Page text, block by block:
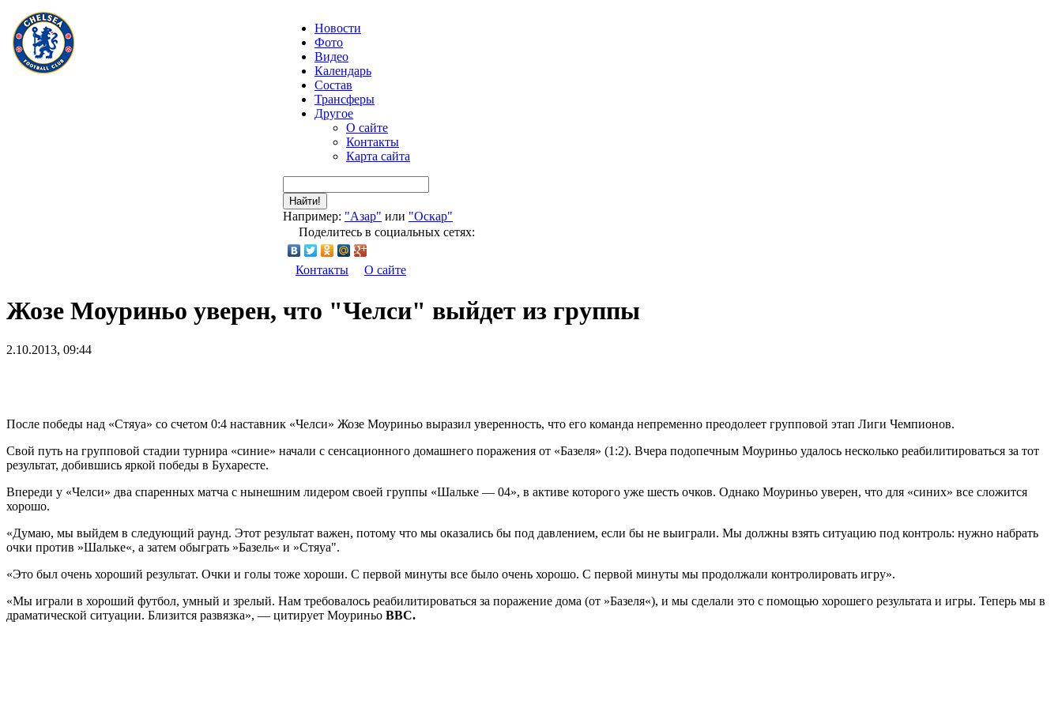
Новости
Фото
Видео
Календарь
Состав
Трансферы
Другое
О сайте
Контакты
Карта сайта
Найти!
Например: "Азар" или "Оскар"
Поделитесь в социальных сетях:
Контакты О сайте
Жозе Моуриньо уверен, что "Челси" выйдет из группы
2.10.2013, 09:44
После победы над «Стяуа» со счетом 0:4 наставник «Челси» Жозе Моуриньо выразил уверенность, что его команда непременно преодолеет групповой этап Лиги Чемпионов.
Свой путь на групповой стадии турнира «синие» начали с сенсационного домашнего поражения от «Базеля» (1:2). Вчера подопечным Моуриньо удалось несколько реабилитироваться за тот
результат, добившись яркой победы в Бухаресте.
Впереди у «Челси» два спаренных матча с нынешним лидером своей группы «Шальке — 04», в активе которого уже шесть очков. Однако Моуриньо уверен, что для «синих» все сложится
хорошо.
«Думаю, мы выйдем в следующий раунд. Этот результат важен, потому что мы оказались бы под давлением, если бы не выиграли. Мы должны взять ситуацию под контроль: нужно набрать
очки против »Шальке«, а затем обыграть »Базель« и »Стяуа".
«Это был очень хороший результат. Очки и голы тоже хороши. С первой минуты все было очень хорошо. С первой минуты мы продолжали контролировать игру».
«Мы играли в хороший футбол, умный и зрелый. Нам требовалось реабилитироваться за поражение дома (от »Базеля«), и мы сделали это с помощью хорошего результата и игры. Теперь мы в
драматической ситуации. Близится развязка», — цитирует Моуриньо BBC.